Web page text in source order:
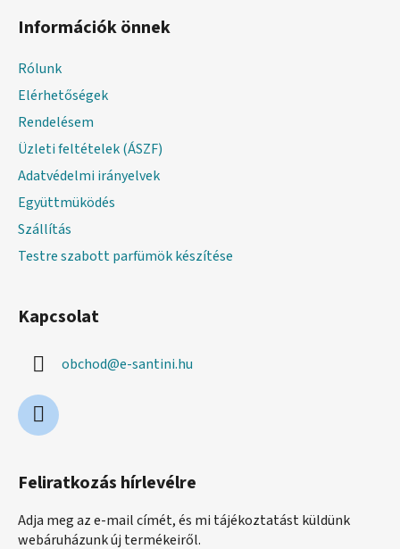
Információk önnek
Rólunk
Elérhetőségek
Rendelésem
Üzleti feltételek (ÁSZF)
Adatvédelmi irányelvek
Együttmüködés
Szállítás
Testre szabott parfümök készítése
Kapcsolat
obchod@e-santini.hu
Feliratkozás hírlevélre
Adja meg az e-mail címét, és mi tájékoztatást küldünk
webáruházunk új termékeiről.